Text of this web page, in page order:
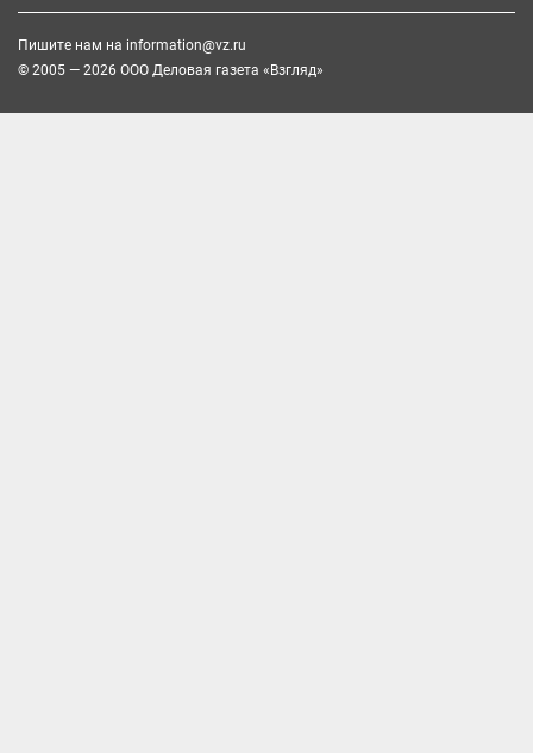
Пишите нам на information@vz.ru
© 2005 — 2026 ООО Деловая газета «Взгляд»